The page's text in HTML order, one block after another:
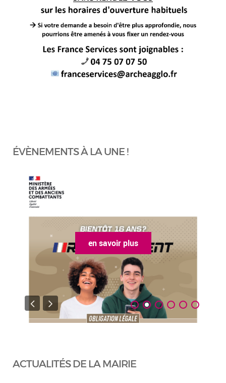
ÉVÈNEMENTS À LA UNE !
en savoir plus
ACTUALITÉS DE LA MAIRIE